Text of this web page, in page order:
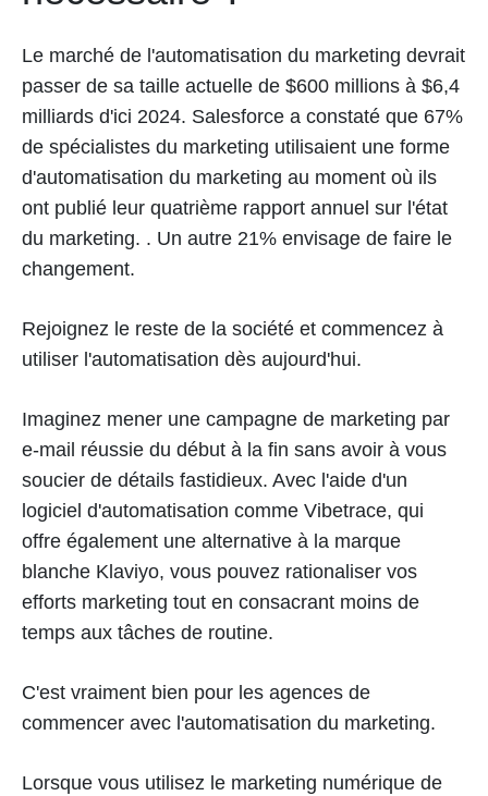
Le marché de l'automatisation du marketing devrait
passer de sa taille actuelle de $600 millions à $6,4
milliards d'ici 2024. Salesforce a constaté que 67%
de spécialistes du marketing utilisaient une forme
d'automatisation du marketing au moment où ils
ont publié leur quatrième rapport annuel sur l'état
du marketing. . Un autre 21% envisage de faire le
changement.
Rejoignez le reste de la société et commencez à
utiliser l'automatisation dès aujourd'hui.
Imaginez mener une campagne de marketing par
e-mail réussie du début à la fin sans avoir à vous
soucier de détails fastidieux. Avec l'aide d'un
logiciel d'automatisation comme Vibetrace, qui
offre également une alternative à la marque
blanche Klaviyo, vous pouvez rationaliser vos
efforts marketing tout en consacrant moins de
temps aux tâches de routine.
C'est vraiment bien pour les agences de
commencer avec l'automatisation du marketing.
Lorsque vous utilisez le marketing numérique de